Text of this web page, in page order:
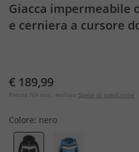
Giacca impermeabile
e cerniera a cursore
€ 189,99
Prezzo IVA incl., escluso Spese di spedizione
Colore: nero